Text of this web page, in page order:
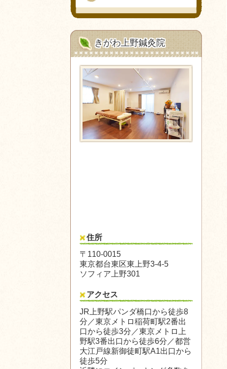
きがわ上野鍼灸院
住所
〒110-0015
東京都台東区東上野3-4-5
ソフィア上野301
アクセス
JR上野駅パンダ橋口から徒歩8
分／東京メトロ稲荷町駅2番出
口から徒歩3分／東京メトロ上
野駅3番出口から徒歩6分／都営
大江戸線新御徒町駅A1出口から
徒歩5分